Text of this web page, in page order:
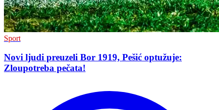
Sport
Novi ljudi preuzeli Bor 1919, Pešić optužuje:
Zloupotreba pečata!